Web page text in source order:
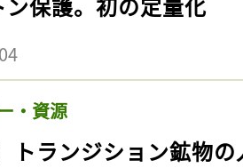
・資源
トランジション鉱物